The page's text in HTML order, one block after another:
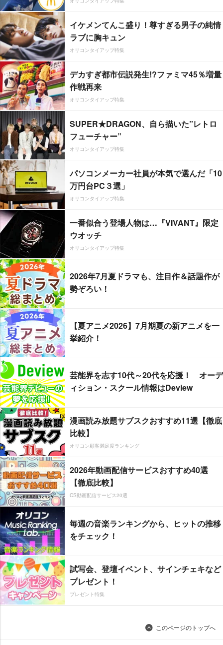
イケメンてんこ盛り！尊すぎる男子の純情
ラブに胸キュン
オリコンタイアップ特集
デカすぎ都市伝説発生!?ファミマ45％増量
作戦再来
オリコンタイアップ特集
SUPER★DRAGON、自ら描いた”レトロ
フューチャー”
オリコンタイアップ特集
パソコンメーカー社員が本気で選んだ「10
万円台PC３選」
オリコンタイアップ特集
一番似合う登場人物は…『VIVANT』限定
ウオッチ
オリコンタイアップ特集
2026年7月夏ドラマも、注目作＆話題作が
勢ぞろい！
【夏アニメ2026】7月期夏の新アニメを一
挙紹介！
芸能界を志す10代～20代を応援！ オーデ
ィション・スクール情報はDeview
漫画読み放題サブスクおすすめ11選【徹底
比較】
オリコン顧客満足度ランキング
2026年動画配信サービスおすすめ40選
【徹底比較】
CS動画配信サービス20選
毎週の音楽ランキングから、ヒットの推移
をチェック！
試写会、登壇イベント、サインチェキなど
プレゼント！
プレゼント特集
このページのトップへ